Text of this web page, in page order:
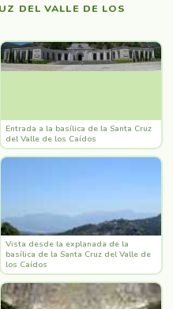
DEL VALLE DE LOS
Entrada a la basílica de la Santa Cruz
del Valle de los Caídos
Vista desde la explanada de la
basílica de la Santa Cruz del Valle de
los Caídos